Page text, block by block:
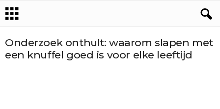
Onderzoek onthult: waarom slapen met
een knuffel goed is voor elke leeftijd